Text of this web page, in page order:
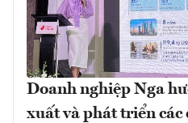
Doanh nghiệp Nga
xuất và phát triển các